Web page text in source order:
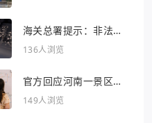
海关总署提示：非法引
入异宠将被处罚
136人浏览
官方回应河南一景区推
出虎景房
149人浏览